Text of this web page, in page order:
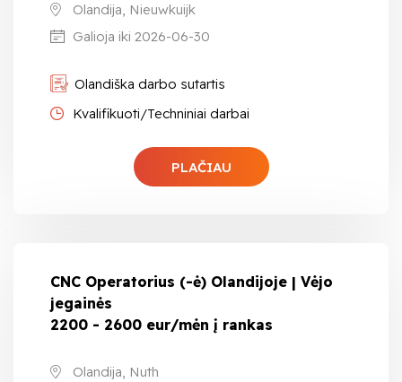
Olandija, Nieuwkuijk
Galioja iki 2026-06-30
Olandiška darbo sutartis
Kvalifikuoti/Techniniai darbai
PLAČIAU
CNC Operatorius (-ė) Olandijoje | Vėjo
jegainės
2200 - 2600 eur/mėn į rankas
Olandija, Nuth